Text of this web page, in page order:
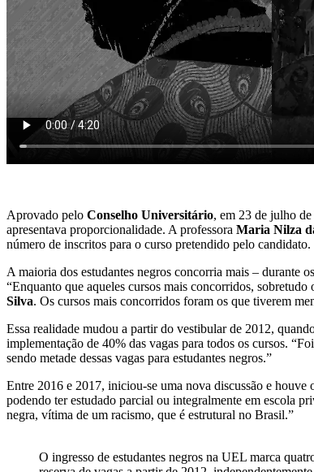
Aprovado pelo Conselho Universitário, em 23 de julho
apresentava proporcionalidade. A professora Maria Nilza
número de inscritos para o curso pretendido pelo candidato.
A maioria dos estudantes negros concorria mais – durante
“Enquanto que aqueles cursos mais concorridos,
Silva. Os cursos mais concorridos foram os que tiverem
Essa realidade mudou a partir do vestibular de 2012,
implementação de 40% das vagas para todos os cursos.
sendo metade dessas vagas para estudantes negros.”
Entre 2016 e 2017, iniciou-se uma nova discussão e houve
podendo ter estudado parcial ou integralmente em escola
negra, vítima de um racismo, que é estrutural no Brasil.”
O ingresso de estudantes negros na UEL marca